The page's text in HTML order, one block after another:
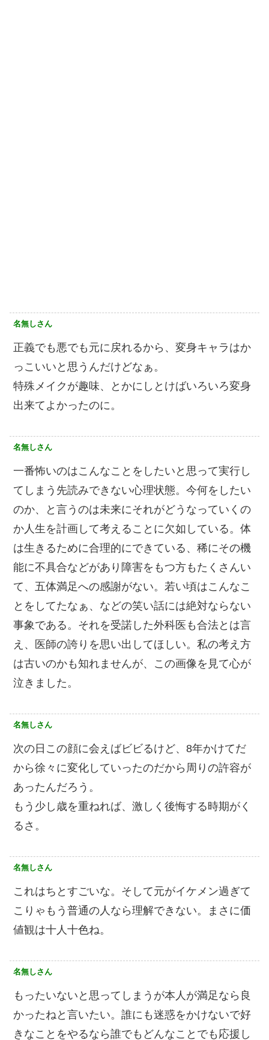
名無しさん
正義でも悪でも元に戻れるから、変身キャラはか
っこいいと思うんだけどなぁ。
特殊メイクが趣味、とかにしとけばいろいろ変身
出来てよかったのに。
名無しさん
一番怖いのはこんなことをしたいと思って実行し
てしまう先読みできない心理状態。今何をしたい
のか、と言うのは未来にそれがどうなっていくの
か人生を計画して考えることに欠如している。体
は生きるために合理的にできている、稀にその機
能に不具合などがあり障害をもつ方もたくさんい
て、五体満足への感謝がない。若い頃はこんなこ
とをしてたなぁ、などの笑い話には絶対ならない
事象である。それを受諾した外科医も合法とは言
え、医師の誇りを思い出してほしい。私の考え方
は古いのかも知れませんが、この画像を見て心が
泣きました。
名無しさん
次の日この顔に会えばビビるけど、8年かけてだ
から徐々に変化していったのだから周りの許容が
あったんだろう。
もう少し歳を重ねれば、激しく後悔する時期がく
るさ。
名無しさん
これはちとすごいな。そして元がイケメン過ぎて
こりゃもう普通の人なら理解できない。まさに価
値観は十人十色ね。
名無しさん
もったいないと思ってしまうが本人が満足なら良
かったねと言いたい。誰にも迷惑をかけないで好
きなことをやるなら誰でもどんなことでも応援し